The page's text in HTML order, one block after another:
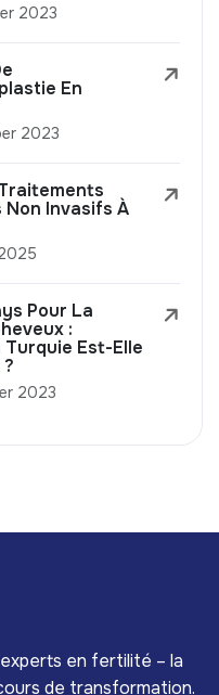
2023
En
2023
Invasifs À
Pour La
:
Turquie Est-Elle
2023
en fertilité – la
de transformation.